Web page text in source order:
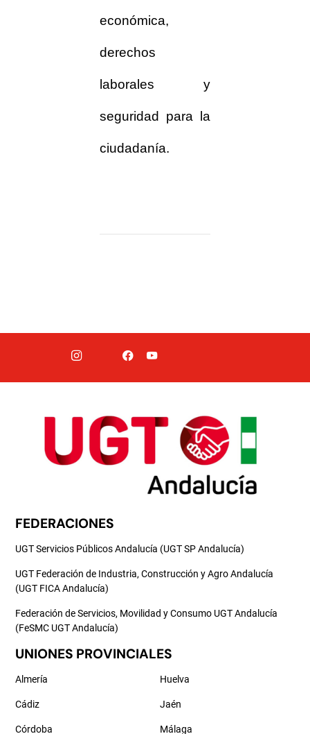
económica,
derechos
laborales y
seguridad para la
ciudadanía.
FEDERACIONES
UGT Servicios Públicos Andalucía (UGT SP Andalucía)
UGT Federación de Industria, Construcción y Agro Andalucía
(UGT FICA Andalucía)
Federación de Servicios, Movilidad y Consumo UGT Andalucía
(FeSMC UGT Andalucía)
UNIONES PROVINCIALES
Almería
Cádiz
Córdoba
Huelva
Jaén
Málaga